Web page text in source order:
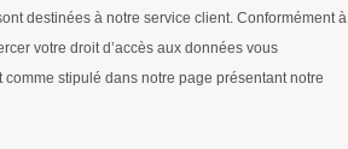
destinées à notre service client. Conformément à
votre droit d’accès aux données vous
stipulé dans notre page présentant notre